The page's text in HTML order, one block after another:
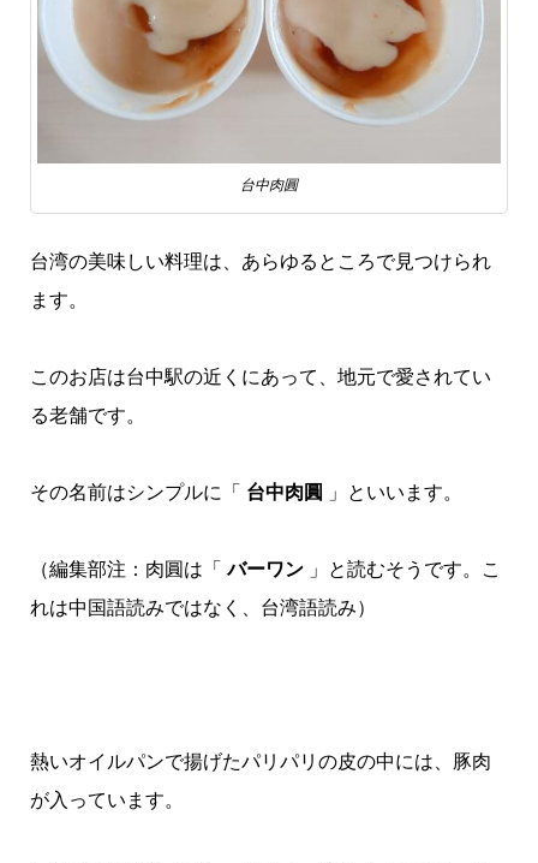
台中肉圓
台湾の美味しい料理は、あらゆるところで見つけられ
ます。
このお店は台中駅の近くにあって、地元で愛されてい
る老舗です。
その名前はシンプルに「 台中肉圓 」といいます。
（編集部注：肉圓は「バーワン 」と読むそうです。こ
れは中国語読みではなく、台湾語読み）
熱いオイルパンで揚げたパリパリの皮の中には、豚肉
が入っています。